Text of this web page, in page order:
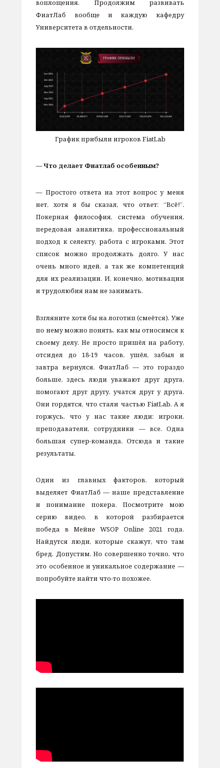
воплощения. Продолжим развивать
ФиатЛаб вообще и каждую кафедру
Университета в отдельности.
График прибыли игроков FiatLab
— Что делает Фиатлаб особенным?
— Простого ответа на этот вопрос у меня
нет, хотя я бы сказал, что ответ: “Всё!”.
Покерная философия, система обучения,
передовая аналитика, профессиональный
подход к селекту, работа с игроками. Этот
список можно продолжать долго. У нас
очень много идей, а так же компетенций
для их реализации. И, конечно, мотивации
и трудолюбия нам не занимать.
Взгляните хотя бы на логотип (смеётся). Уже
по нему можно понять, как мы относимся к
своему делу. Не просто пришёл на работу,
отсидел до 18-19 часов, ушёл, забыл и
завтра вернулся. ФиатЛаб — это гораздо
больше, здесь люди уважают друг друга,
помогают друг другу, учатся друг у друга.
Они гордятся, что стали частью FiatLab. А я
горжусь, что у нас такие люди: игроки,
преподаватели, сотрудники — все. Одна
большая супер-команда. Отсюда и такие
результаты.
Один из главных факторов, который
выделяет ФиатЛаб — наше представление
и понимание покера. Посмотрите мою
серию видео, в которой разбирается
победа в Мейне WSOP Online 2021 года.
Найдутся люди, которые скажут, что там
бред. Допустим. Но совершенно точно, что
это особенное и уникальное содержание —
попробуйте найти что-то похожее.